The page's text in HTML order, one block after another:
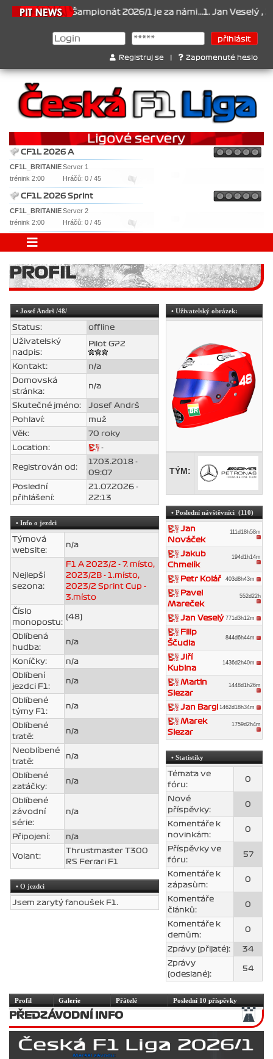
21.6.2026 Šampionát 2026/1 je za námi...1. Jan Veselý , 2.
Registruj se Zapomenuté heslo
CF1L 2026 A
CF1L_BRITANIEServer 1
trénink 2:00
Hráčů: 0 / 45
CF1L 2026 Sprint
CF1L_BRITANIEServer 2
trénink 2:00
Hráčů: 0 / 45
PROFIL
• Josef Andrš /48/
Status:
offline
Uživatelský
nadpis:
Pilot GP2
Kontakt:
n/a
Domovská
stránka:
n/a
Skutečné jméno:
Josef Andrš
Pohlaví:
muž
Věk:
70 roky
Location:
-
Registrován od:
17.03.2018 -
09:07
Poslední
přihlášení:
21.07.2026 -
22:13
• Info o jezdci
Týmová
website:
n/a
Nejlepší
sezona:
F1 A 2023/2 - 7. místo,
2023/2B - 1.místo,
2023/2 Sprint Cup -
3.místo
Číslo
monopostu:
(48)
Oblíbená
hudba:
n/a
Koníčky:
n/a
Oblíbení
jezdci F1:
n/a
Oblíbené
týmy F1:
n/a
Oblíbené
tratě:
n/a
Neoblíbené
tratě:
n/a
Oblíbené
zatáčky:
n/a
Oblíbené
závodní
série:
n/a
Připojení: n/a
Volant:
Thrustmaster T300
RS Ferrari F1
• O jezdci
Jsem zarytý fanoušek F1.
• Uživatelský obrázek:
TÝM:
• Poslední návštěvníci (110)
Jan
Nováček
111d18h58m
Jakub
Chmelík
194d1h14m
Petr Kolář 403d8h43m
Pavel
Mareček
552d22h
Jan Veselý 771d3h12m
Filip
Ščudla
844d6h44m
Jiří
Kubina
1436d2h40m
Martin
Slezar
1448d1h26m
Jan Bargl 1462d18h34m
Marek
Slezar
1759d2h4m
• Statistiky
Témata ve
fóru:
0
Nové
příspěvky:
0
Komentáře k
novinkám:
0
Příspěvky ve
fóru:
57
Komentáře k
zápasùm:
0
Komentáře
článků:
0
Komentáře k
demům:
0
Zprávy (přijaté):
34
Zprávy
(odeslané):
54
Profil Galerie Přátelé Poslední 10 příspěvky
PŘEDZÁVODNÍ INFO